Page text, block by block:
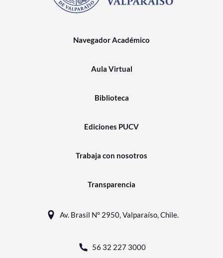
Navegador Académico
Aula Virtual
Biblioteca
Ediciones PUCV
Trabaja con nosotros
Transparencia
Av. Brasil N° 2950, Valparaíso, Chile.
56 32 227 3000